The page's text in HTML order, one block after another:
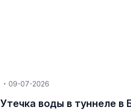
09-07-2026
Утечка воды в туннеле в